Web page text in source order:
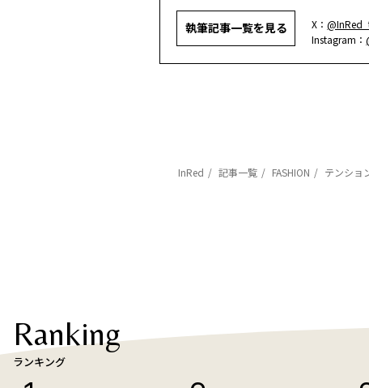
執筆記事一覧を見る X：
Instagram：
InRed 記事一覧 FASHION テンショ
Ranking
ランキング